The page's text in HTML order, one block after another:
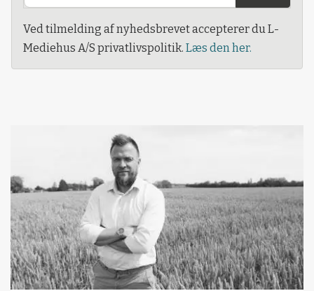
Ved tilmelding af nyhedsbrevet accepterer du L-
Mediehus A/S privatlivspolitik. Læs den her.